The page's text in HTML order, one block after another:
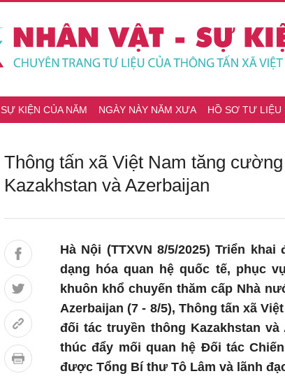
SỰ KIỆN CỦA NĂM NGÀY NÀY NĂM XƯA HỒ SƠ TƯ LIỆU
Thông tấn xã Việt Nam tăng
Kazakhstan và Azerbaijan
Hà Nội (TTXVN 8/5/2025) Triển
dạng hóa quan hệ quốc tế, phục
khuôn khổ chuyến thăm cấp Nhà
Azerbaijan (7 - 8/5), Thông tấn xã
đối tác truyền thông Kazakhstan
thúc đẩy mối quan hệ Đối tác
được Tổng Bí thư Tô Lâm và lãnh